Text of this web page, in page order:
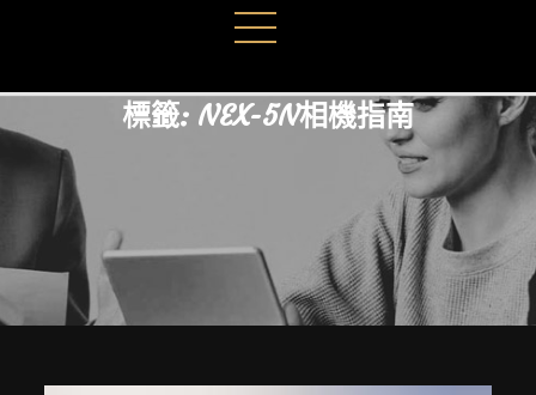
標籤: NEX-5N相機指南